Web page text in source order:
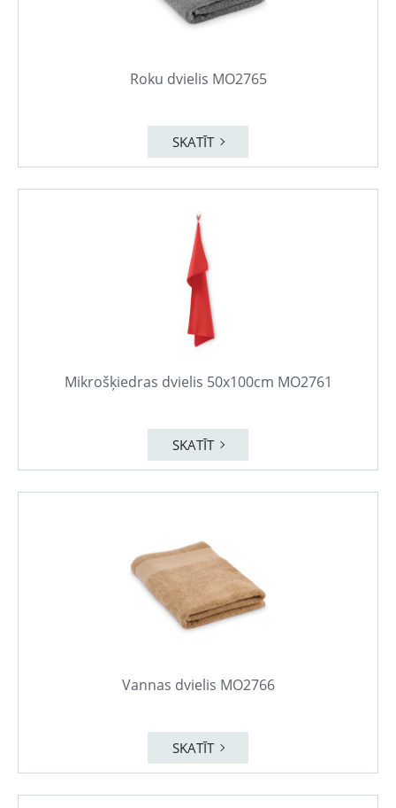
Roku dvielis MO2765
SKATĪT
Mikrošķiedras dvielis 50x100cm MO2761
SKATĪT
Vannas dvielis MO2766
SKATĪT